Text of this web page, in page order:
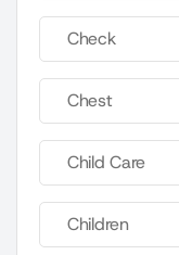
Check
Chest
Child Care
Children